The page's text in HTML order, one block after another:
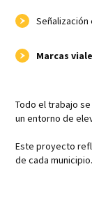
Marcas
Todo el trabajo
un entorno de
Este proyecto
de cada municipio.